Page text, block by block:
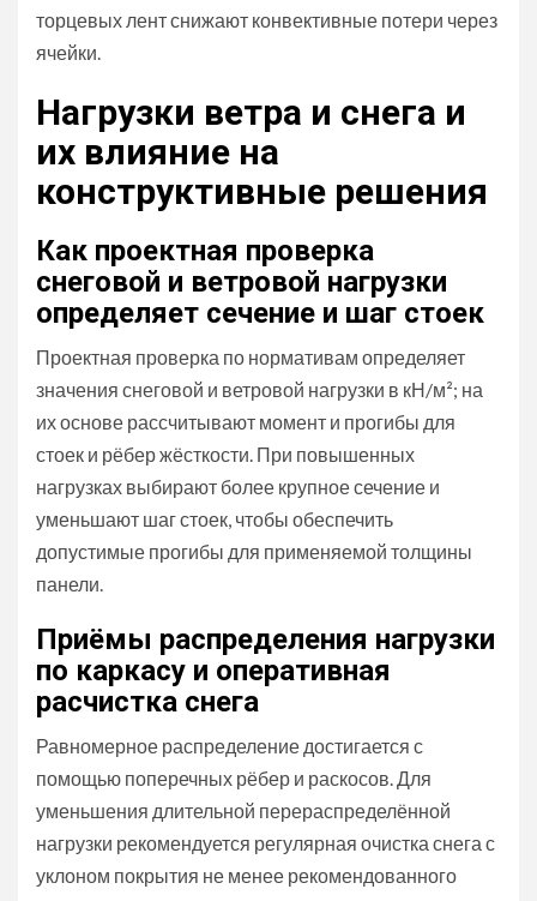
торцевых лент снижают конвективные потери через
ячейки.
Нагрузки ветра и снега и
их влияние на
конструктивные решения
Как проектная проверка
снеговой и ветровой нагрузки
определяет сечение и шаг стоек
Проектная проверка по нормативам определяет
значения снеговой и ветровой нагрузки в кН/м²; на
их основе рассчитывают момент и прогибы для
стоек и рёбер жёсткости. При повышенных
нагрузках выбирают более крупное сечение и
уменьшают шаг стоек, чтобы обеспечить
допустимые прогибы для применяемой толщины
панели.
Приёмы распределения нагрузки
по каркасу и оперативная
расчистка снега
Равномерное распределение достигается с
помощью поперечных рёбер и раскосов. Для
уменьшения длительной перераспределённой
нагрузки рекомендуется регулярная очистка снега с
уклоном покрытия не менее рекомендованного